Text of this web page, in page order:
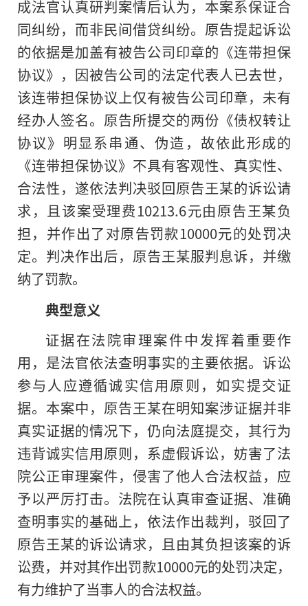
成法官认真研判案情后认为，本案系保证合
同纠纷，而非民间借贷纠纷。原告提起诉讼
的依据是加盖有被告公司印章的《连带担保
协议》，因被告公司的法定代表人已去世，
该连带担保协议上仅有被告公司印章，未有
经办人签名。原告所提交的两份《债权转让
协议》明显系串通、伪造，故依此形成的
《连带担保协议》不具有客观性、真实性、
合法性，遂依法判决驳回原告王某的诉讼请
求，且该案受理费10213.6元由原告王某负
担，并作出了对原告罚款10000元的处罚决
定。判决作出后，原告王某服判息诉，并缴
纳了罚款。
典型意义
证据在法院审理案件中发挥着重要作
用，是法官依法查明事实的主要依据。诉讼
参与人应遵循诚实信用原则，如实提交证
据。本案中，原告王某在明知案涉证据并非
真实证据的情况下，仍向法庭提交，其行为
违背诚实信用原则，系虚假诉讼，妨害了法
院公正审理案件，侵害了他人合法权益，应
予以严厉打击。法院在认真审查证据、准确
查明事实的基础上，依法作出裁判，驳回了
原告王某的诉讼请求，且由其负担该案的诉
讼费，并对其作出罚款10000元的处罚决定，
有力维护了当事人的合法权益。